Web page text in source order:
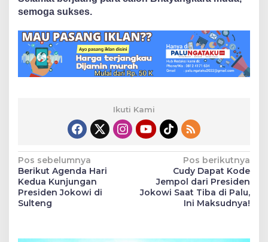
semoga sukses.
Ikuti Kami
Navigasi
pos
Pos sebelumnya
Berikut Agenda Hari
Kedua Kunjungan
Presiden Jokowi di
Sulteng
Pos berikutnya
Cudy Dapat Kode
Jempol dari Presiden
Jokowi Saat Tiba di Palu,
Ini Maksudnya!